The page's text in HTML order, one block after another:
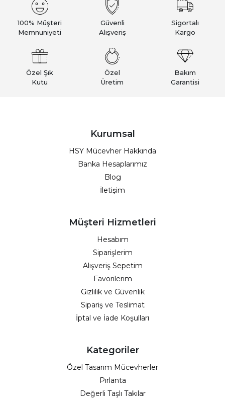
100% Müşteri
Memnuniyeti
Güvenli
Alışveriş
Sigortalı
Kargo
Özel Şık
Kutu
Özel
Üretim
Bakım
Garantisi
Kurumsal
HSY Mücevher Hakkında
Banka Hesaplarımız
Blog
İletişim
Müşteri Hizmetleri
Hesabım
Siparişlerim
Alışveriş Sepetim
Favorilerim
Gizlilik ve Güvenlik
Sipariş ve Teslimat
İptal ve İade Koşulları
Kategoriler
Özel Tasarım Mücevherler
Pırlanta
Değerli Taşlı Takılar